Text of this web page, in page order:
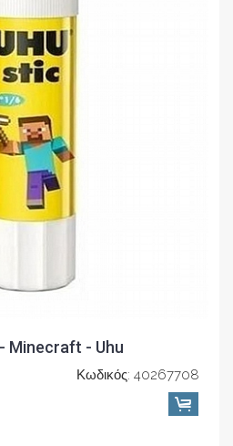
Minecraft - Uhu
Κωδικός: 40267708